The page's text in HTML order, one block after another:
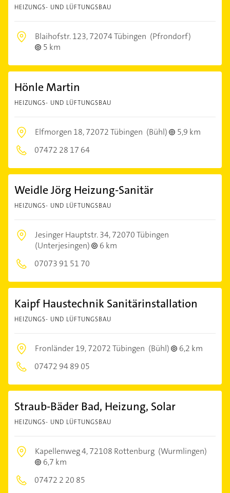
HEIZUNGS- UND LÜFTUNGSBAU
Blaihofstr. 123,72074 Tübingen (Pfrondorf)
5 km
Hönle Martin
HEIZUNGS- UND LÜFTUNGSBAU
Elfmorgen 18,72072 Tübingen (Bühl)
5,9 km
07472 28 17 64
Weidle Jörg Heizung-Sanitär
HEIZUNGS- UND LÜFTUNGSBAU
Jesinger Hauptstr. 34,72070 Tübingen
(Unterjesingen)
6 km
07073 91 51 70
Kaipf Haustechnik Sanitärinstallation
HEIZUNGS- UND LÜFTUNGSBAU
Fronländer 19,72072 Tübingen (Bühl)
6,2 km
07472 94 89 05
Straub-Bäder Bad, Heizung, Solar
HEIZUNGS- UND LÜFTUNGSBAU
Kapellenweg 4,72108 Rottenburg (Wurmlingen)
6,7 km
07472 2 20 85